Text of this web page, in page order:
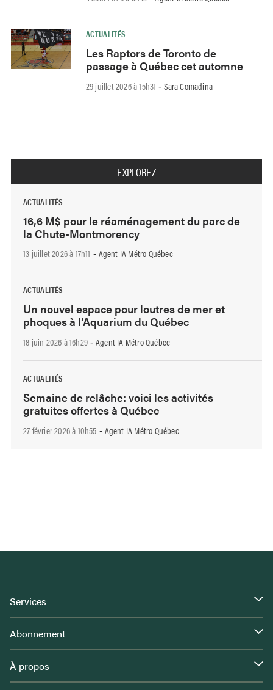
ACTUALITÉS
Les Raptors de Toronto de
passage à Québec cet automne
29 juillet 2026 à 15h31 -Sara Comadina
EXPLOREZ
ACTUALITÉS
16,6 M$ pour le réaménagement du parc de
la Chute-Montmorency
13 juillet 2026 à 17h11 - Agent IA Métro Québec
ACTUALITÉS
Un nouvel espace pour loutres de mer et
phoques à l’Aquarium du Québec
18 juin 2026 à 16h29 - Agent IA Métro Québec
ACTUALITÉS
Semaine de relâche: voici les activités
gratuites offertes à Québec
27 février 2026 à 10h55 - Agent IA Métro Québec
Services
Abonnement
À propos